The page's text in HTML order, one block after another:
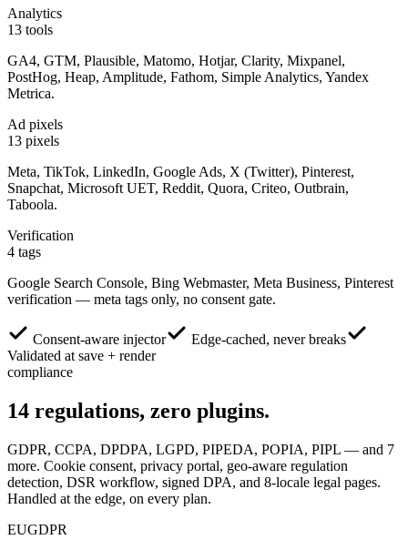
Analytics
13 tools
GA4, GTM, Plausible, Matomo, Hotjar, Clarity, Mixpanel,
PostHog, Heap, Amplitude, Fathom, Simple Analytics, Yandex
Metrica.
Ad pixels
13 pixels
Meta, TikTok, LinkedIn, Google Ads, X (Twitter), Pinterest,
Snapchat, Microsoft UET, Reddit, Quora, Criteo, Outbrain,
Taboola.
Verification
4 tags
Google Search Console, Bing Webmaster, Meta Business, Pinterest
verification — meta tags only, no consent gate.
Consent-aware injector
Edge-cached, never breaks
Validated at save + render
compliance
14 regulations, zero plugins.
GDPR, CCPA, DPDPA, LGPD, PIPEDA, POPIA, PIPL — and 7
more. Cookie consent, privacy portal, geo-aware regulation
detection, DSR workflow, signed DPA, and 8-locale legal pages.
Handled at the edge, on every plan.
EUGDPR